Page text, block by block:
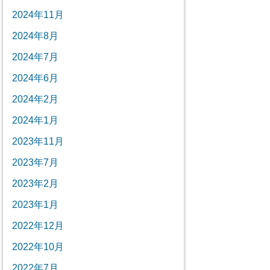
2024年11月
2024年8月
2024年7月
2024年6月
2024年2月
2024年1月
2023年11月
2023年7月
2023年2月
2023年1月
2022年12月
2022年10月
2022年7月